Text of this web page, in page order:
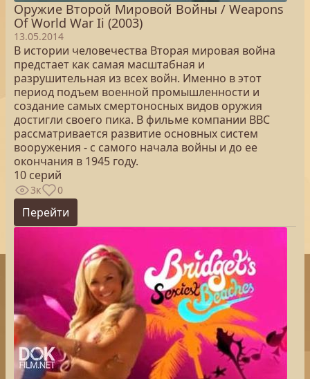
Оружие Второй Мировой Войны / Weapons
Of World War Ii (2003)
13.05.2014
В истории человечества Вторая мировая война
предстает как самая масштабная и
разрушительная из всех войн. Именно в этот
период подъем военной промышленности и
создание самых смертоносных видов оружия
достигли своего пика. В фильме компании ВВС
рассматривается развитие основных систем
вооружения - с самого начала войны и до ее
окончания в 1945 году.
10 серий
3к 0
Перейти